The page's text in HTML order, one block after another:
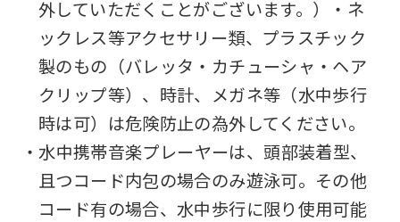
外していただくことがございます。）・ネ
ックレス等アクセサリー類、プラスチック
製のもの（バレッタ・カチューシャ・ヘア
クリップ等）、時計、メガネ等（水中歩行
時は可）は危険防止の為外してください。
・水中携帯音楽プレーヤーは、頭部装着型、
且つコード内包の場合のみ遊泳可。その他
コード有の場合、水中歩行に限り使用可能